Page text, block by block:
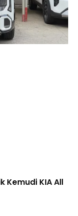
Kemudi KIA All